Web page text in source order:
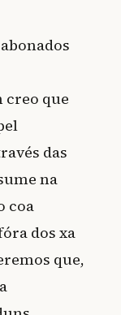
creo que
das
na
coa
dos xa
que,